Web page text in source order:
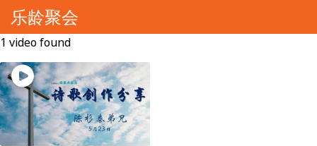
乐龄聚会
1 video found